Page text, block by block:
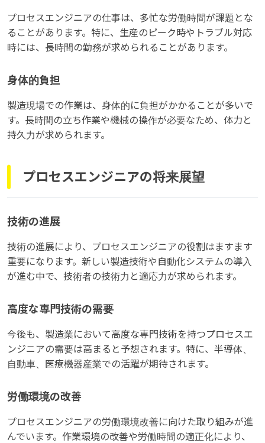
プロセスエンジニアの仕事は、多忙な労働時間が課題とな
ることがあります。特に、生産のピーク時やトラブル対応
時には、長時間の勤務が求められることがあります。
身体的負担
製造現場での作業は、身体的に負担がかかることが多いで
す。長時間の立ち作業や機械の操作が必要なため、体力と
持久力が求められます。
プロセスエンジニアの将来展望
技術の進展
技術の進展により、プロセスエンジニアの役割はますます
重要になります。新しい製造技術や自動化システムの導入
が進む中で、技術者の技術力と適応力が求められます。
高度な専門技術の需要
今後も、製造業において高度な専門技術を持つプロセスエ
ンジニアの需要は高まると予想されます。特に、半導体、
自動車、医療機器産業での活躍が期待されます。
労働環境の改善
プロセスエンジニアの労働環境改善に向けた取り組みが進
んでいます。作業環境の改善や労働時間の適正化により、